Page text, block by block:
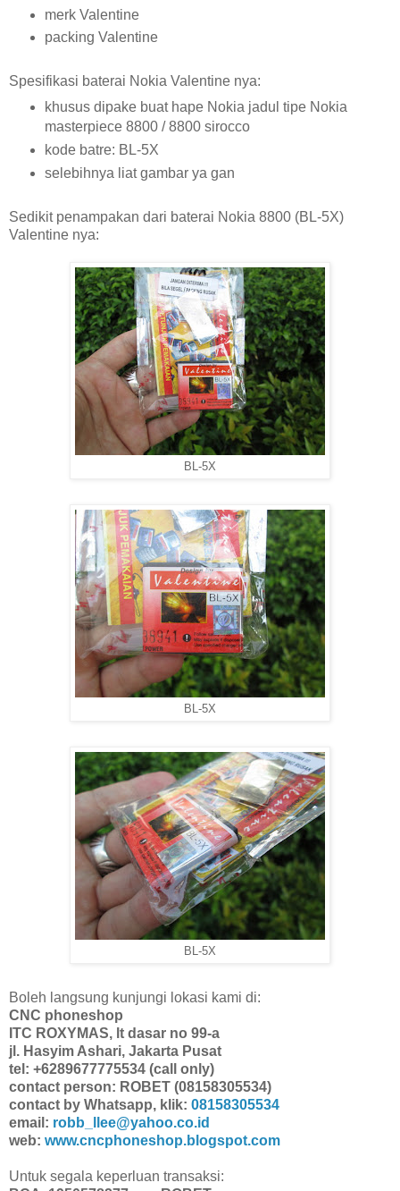
merk Valentine
packing Valentine
Spesifikasi baterai Nokia Valentine nya:
khusus dipake buat hape Nokia jadul tipe Nokia
masterpiece 8800 / 8800 sirocco
kode batre: BL-5X
selebihnya liat gambar ya gan
Sedikit penampakan dari baterai Nokia 8800 (BL-5X)
Valentine nya:
BL-5X
BL-5X
BL-5X
Boleh langsung kunjungi lokasi kami di:
CNC phoneshop
ITC ROXYMAS, lt dasar no 99-a
jl. Hasyim Ashari, Jakarta Pusat
tel: +6289677775534 (call only)
contact person: ROBET (08158305534)
contact by Whatsapp, klik: 08158305534
email: robb_llee@yahoo.co.id
web: www.cncphoneshop.blogspot.com
Untuk segala keperluan transaksi: